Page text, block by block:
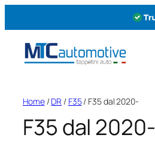
Home/DR / F35/ F35 dal 2020-
F35 dal 2020-